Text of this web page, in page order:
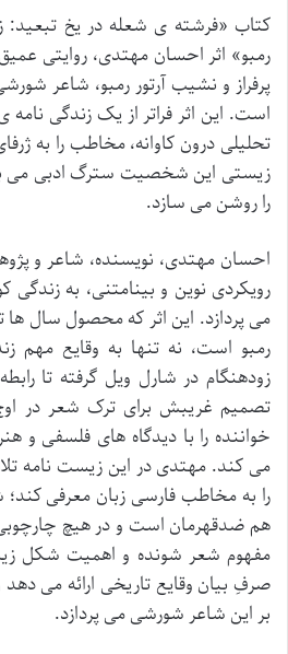
کتاب «فرشته ی شعله در یخ تبعید:
رمبو» اثر احسان مهتدی، روایتی
پرفراز و نشیب آرتور رمبو، شاعر
است. این اثر فراتر از یک زندگی
تحلیلی درون کاوانه، مخاطب را به
زیستی این شخصیت سترگ ادبی می
را روشن می سازد.
احسان مهتدی، نویسنده، شاعر و
رویکردی نوین و بینامتنی، به زندگی
می پردازد. این اثر که محصول سال
رمبو است، نه تنها به وقایع مهم
زودهنگام در شارل ویل گرفته تا
تصمیم غریبش برای ترک شعر در اوج
خواننده را با دیدگاه های فلسفی و
می کند. مهتدی در این زیست نامه
را به مخاطب فارسی زبان معرفی
هم ضدقهرمان است و در هیچ چارچوبی
مفهوم شعر شونده و اهمیت شکل
صرفِ بیان وقایع تاریخی ارائه می دهد
بر این شاعر شورشی می پردازد.